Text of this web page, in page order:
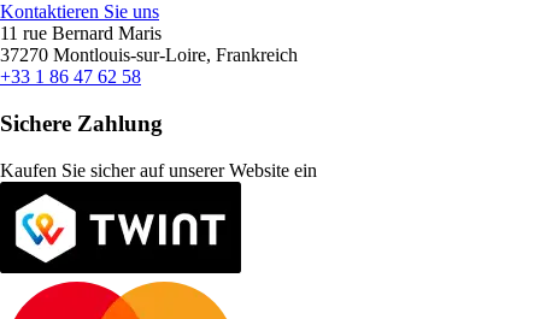
Kontaktieren Sie uns
11 rue Bernard Maris
37270 Montlouis-sur-Loire, Frankreich
+33 1 86 47 62 58
Sichere Zahlung
Kaufen Sie sicher auf unserer Website ein